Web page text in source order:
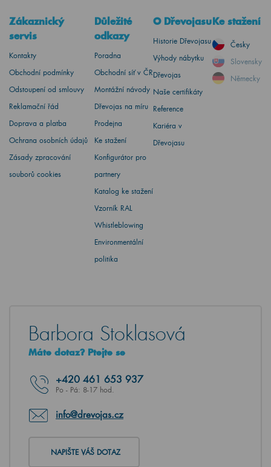
Zákaznický
servis
Kontakty
Obchodní podmínky
Odstoupení od smlouvy
Reklamační řád
Doprava a platba
Ochrana osobních údajů
Zásady zpracování
souborů cookies
Důležité
odkazy
Poradna
Obchodní síť v ČR
Montážní návody
Dřevojas na míru
Prodejna
Ke stažení
Konfigurátor pro
partnery
Katalog ke stažení
Vzorník RAL
Whistleblowing
Environmentální
politika
O Dřevojasu
Historie Dřevojasu
Výhody nábytku
Dřevojas
Naše certifikáty
Reference
Kariéra v
Dřevojasu
Ke stažení
Česky
Slovensky
Německy
Barbora Stoklasová
Máte dotaz? Ptejte se
+420 461 653 937
Po - Pá: 8-17 hod.
info@drevojas.cz
NAPIŠTE VÁŠ DOTAZ